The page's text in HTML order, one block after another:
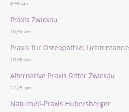
8,95 km
Praxis Zwickau
10,30 km
Praxis für Osteopathie, Lichtentanne
10,98 km
Alternative Praxis Ritter Zwickau
12,25 km
Naturheil-Praxis Hubersberger